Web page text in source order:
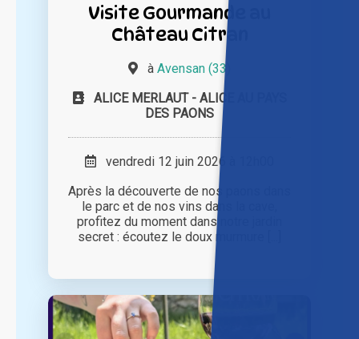
Visite Gourmande au
Château Citran
à Avensan (33)
ALICE MERLAUT - ALICE AU PAYS
DES PAONS
vendredi 12 juin 2026 à 12h00
Après la découverte de nos paons dans
le parc et de nos vins dans la cave,
profitez du moment dans notre jardin
secret : écoutez le doux murmure [...]